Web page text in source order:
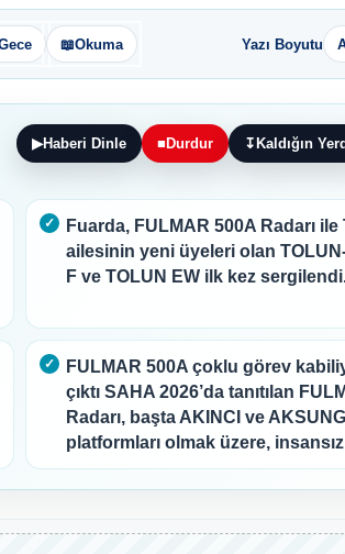
📖Okuma Yazı Boyutu
▶Haberi Dinle ■ Durdur ↧ Kaldığın
Fuarda, FULMAR 500A Radarı ile
ailesinin yeni üyeleri olan
F ve TOLUN EW ilk kez
FULMAR 500A çoklu görev
çıktı SAHA 2026’da tanıtılan
Radarı, başta AKINCI ve
platformları olmak üzere,